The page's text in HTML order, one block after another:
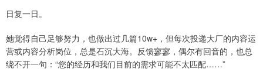
日复一日。
她觉得自己足够努力，也做出过几篇10w+，但每次投递大厂的内容运
营或内容分析岗位，总是石沉大海。反馈寥寥，偶尔有回音的，也总
绕不开一句：“您的经历和我们目前的需求可能不太匹配……”